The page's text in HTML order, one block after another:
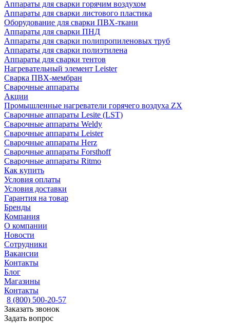
Аппараты для сварки горячим воздухом
Аппараты для сварки листового пластика
Оборудование для сварки ПВХ-ткани
Аппараты для сварки ПНД
Аппараты для сварки полипропиленовых труб
Аппараты для сварки полиэтилена
Аппараты для сварки тентов
Нагревательный элемент Leister
Сварка ПВХ-мембран
Сварочные аппараты
Акции
Промышленные нагреватели горячего воздуха ZX
Сварочные аппараты Lesite (LST)
Сварочные аппараты Weldy
Сварочные аппараты Leister
Сварочные аппараты Herz
Сварочные аппараты Forsthoff
Сварочные аппараты Ritmo
Как купить
Условия оплаты
Условия доставки
Гарантия на товар
Бренды
Компания
О компании
Новости
Сотрудники
Вакансии
Контакты
Блог
Магазины
Контакты
8 (800) 500-20-57
Заказать звонок
Задать вопрос